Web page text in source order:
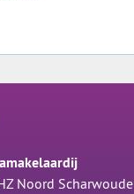
Noord Scharwoude